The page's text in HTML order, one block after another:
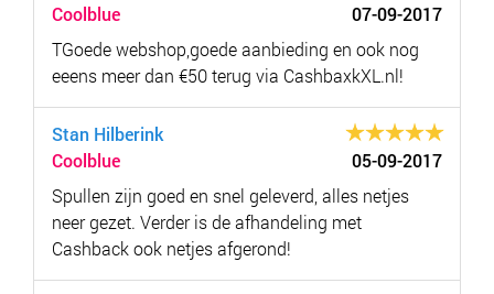
Coolblue
07-09-2017
TGoede webshop,goede aanbieding en ook nog
eeens meer dan €50 terug via CashbaxkXL.nl!
Stan Hilberink
Coolblue
05-09-2017
Spullen zijn goed en snel geleverd, alles netjes
neer gezet. Verder is de afhandeling met
Cashback ook netjes afgerond!